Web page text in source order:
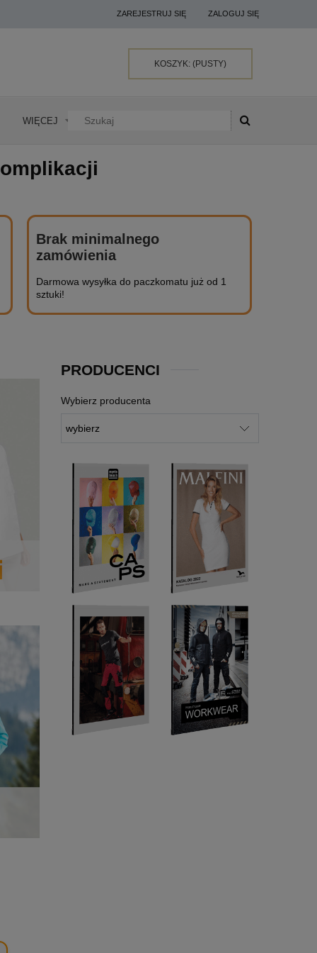
ZAREJESTRUJ SIĘ ZALOGUJ SIĘ
KOSZYK: (PUSTY)
WIĘCEJ
Brak minimalnego
zamówienia
Darmowa wysyłka do paczkomatu już od 1
sztuki!
PRODUCENCI
Wybierz producenta